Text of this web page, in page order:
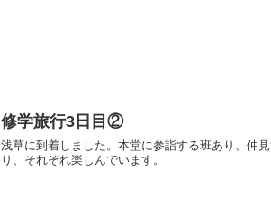
修学旅行3日目②
浅草に到着しました。本堂に参詣する班あり、仲
り、それぞれ楽しんでいます。